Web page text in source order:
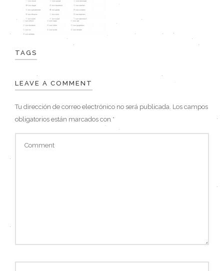
TAGS
LEAVE A COMMENT
Tu dirección de correo electrónico no será publicada. Los campos
obligatorios están marcados con *